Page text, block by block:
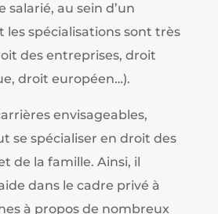
salarié, au sein d’un
les spécialisations sont très
des entreprises, droit
droit européen…).
envisageables,
se spécialiser en droit des
de la famille. Ainsi, il
dans le cadre privé à
à propos de nombreux